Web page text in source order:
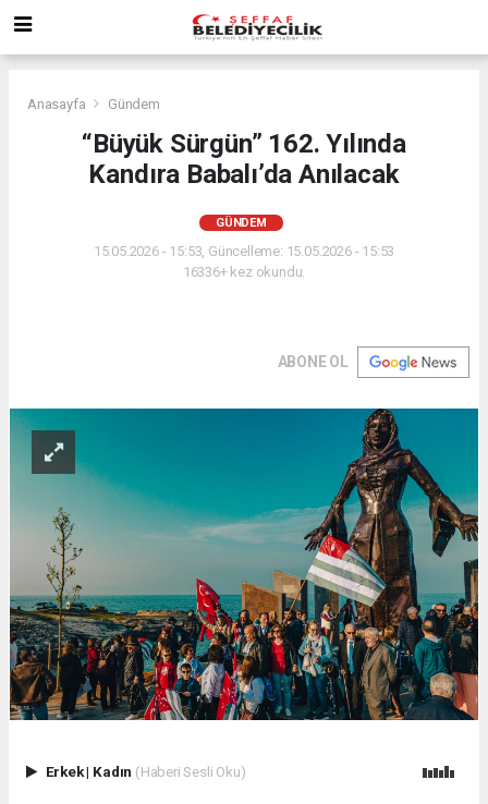
Anasayfa Gündem
“Büyük Sürgün” 162. Yılında
Kandıra Babalı’da Anılacak
GÜNDEM
15.05.2026 - 15:53, Güncelleme: 15.05.2026 - 15:53
16336+ kez okundu.
ABONE OL
Erkek| Kadın (Haberi Sesli Oku)